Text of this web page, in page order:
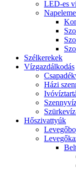
LED-es
Szélkerekek
Vízgazdálkodás
Házi
Hőszivattyúk